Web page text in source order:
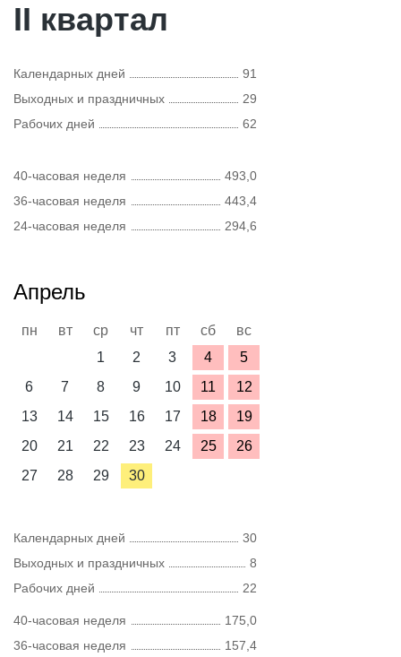
II квартал
Календарных дней
91
Выходных и праздничных
29
Рабочих дней
62
40-часовая неделя
493,0
36-часовая неделя
443,4
24-часовая неделя
294,6
Апрель
пн вт ср чт пт сб
вс
1
2 3 4
5
6
7 8 9 10 11
12
13
14 15 16 17 18
19
20
21 22 23 24 25
26
27
28 29 30
Календарных дней
30
Выходных и праздничных
8
Рабочих дней
22
40-часовая неделя
175,0
36-часовая неделя
157,4